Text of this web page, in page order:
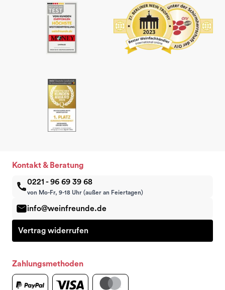
Kontakt & Beratung
0221 - 96 69 39 68
von Mo-Fr, 9-18 Uhr (außer an Feiertagen)
info@weinfreunde.de
Vertrag widerrufen
Zahlungsmethoden